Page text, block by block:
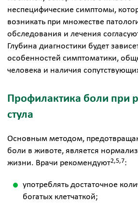
неспецифические симптомы,
возникать при множестве
обследования и лечения
Глубина диагностики будет
особенностей симптоматики,
человека и наличия
Профилактика боли при
стула
Основным методом,
боли в животе, является
жизни. Врачи рекомендуют2,5,7:
употреблять достаточное
богатых клетчаткой;